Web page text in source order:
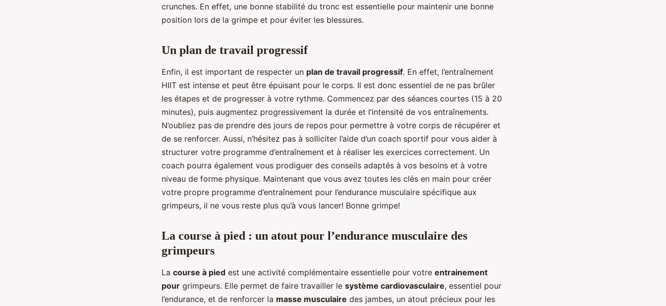
crunches. En effet, une bonne stabilité du tronc est essentielle pour maintenir une bonne
position lors de la grimpe et pour éviter les blessures.
Un plan de travail progressif
Enfin, il est important de respecter un plan de travail progressif. En effet, l’entraînement
HIIT est intense et peut être épuisant pour le corps. Il est donc essentiel de ne pas brûler
les étapes et de progresser à votre rythme. Commencez par des séances courtes (15 à 20
minutes), puis augmentez progressivement la durée et l’intensité de vos entraînements.
N’oubliez pas de prendre des jours de repos pour permettre à votre corps de récupérer et
de se renforcer. Aussi, n’hésitez pas à solliciter l’aide d’un coach sportif pour vous aider à
structurer votre programme d’entraînement et à réaliser les exercices correctement. Un
coach pourra également vous prodiguer des conseils adaptés à vos besoins et à votre
niveau de forme physique. Maintenant que vous avez toutes les clés en main pour créer
votre propre programme d’entraînement pour l’endurance musculaire spécifique aux
grimpeurs, il ne vous reste plus qu’à vous lancer! Bonne grimpe!
La course à pied : un atout pour l’endurance musculaire des
grimpeurs
La course à pied est une activité complémentaire essentielle pour votre entrainement
pour grimpeurs. Elle permet de faire travailler le système cardiovasculaire, essentiel pour
l’endurance, et de renforcer la masse musculaire des jambes, un atout précieux pour les